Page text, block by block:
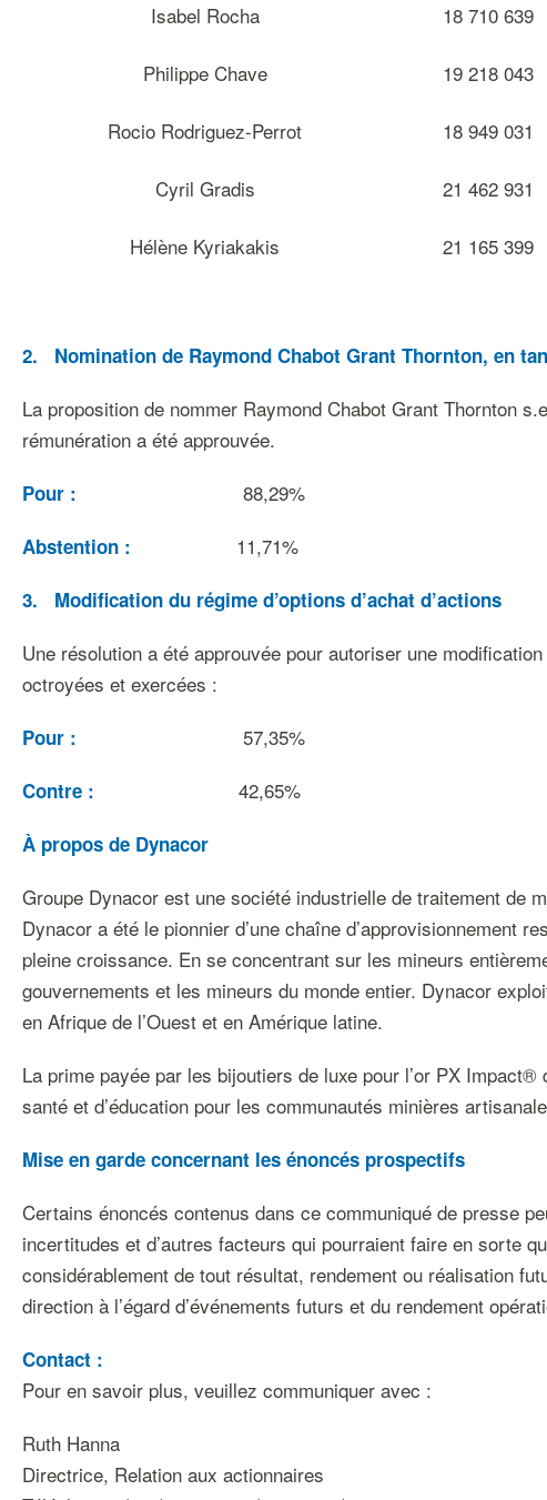
Isabel Rocha 18 710 639
Philippe Chave 19 218 043
Rocio Rodriguez-Perrot 18 949 031
Cyril Gradis 21 462 931
Hélène Kyriakakis 21 165 399
2. Nomination de Raymond Chabot Grant Thornton, en
La proposition de nommer Raymond Chabot Grant Thornton
rémunération a été approuvée.
Pour : 88,29%
Abstention : 11,71%
3. Modification du régime d’options d’achat d’actions
Une résolution a été approuvée pour autoriser une
octroyées et exercées :
Pour : 57,35%
Contre : 42,65%
À propos de Dynacor
Groupe Dynacor est une société industrielle de traitement de
Dynacor a été le pionnier d’une chaîne d’approvisionnement
pleine croissance. En se concentrant sur les mineurs
gouvernements et les mineurs du monde entier. Dynacor
en Afrique de l’Ouest et en Amérique latine.
La prime payée par les bijoutiers de luxe pour l’or PX
santé et d’éducation pour les communautés minières
Mise en garde concernant les énoncés prospectifs
Certains énoncés contenus dans ce communiqué de presse
incertitudes et d’autres facteurs qui pourraient faire en sorte
considérablement de tout résultat, rendement ou réalisation
direction à l’égard d’événements futurs et du rendement
Contact :
Pour en savoir plus, veuillez communiquer avec :
Ruth Hanna
Directrice, Relation aux actionnaires